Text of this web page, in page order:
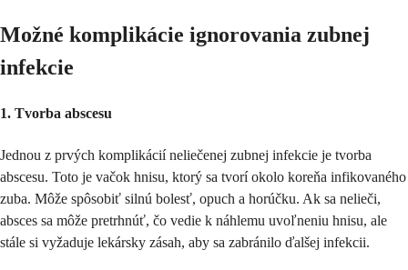
Možné komplikácie ignorovania zubnej
infekcie
1. Tvorba abscesu
Jednou z prvých komplikácií neliečenej zubnej infekcie je tvorba
abscesu. Toto je vačok hnisu, ktorý sa tvorí okolo koreňa infikovaného
zuba. Môže spôsobiť silnú bolesť, opuch a horúčku. Ak sa nelieči,
absces sa môže pretrhnúť, čo vedie k náhlemu uvoľneniu hnisu, ale
stále si vyžaduje lekársky zásah, aby sa zabránilo ďalšej infekcii.